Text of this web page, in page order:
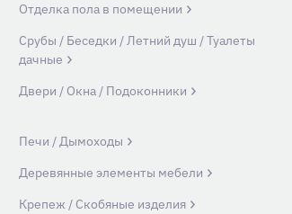
Отделка пола в помещении
Срубы / Беседки / Летний душ / Туалеты
дачные
Двери / Окна / Подоконники
Печи / Дымоходы
Деревянные элементы мебели
Крепеж / Скобяные изделия